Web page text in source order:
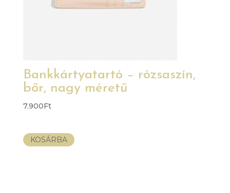
Bankkártyatartó – rózsaszín,
bőr, nagy méretű
7.900Ft
KOSÁRBA